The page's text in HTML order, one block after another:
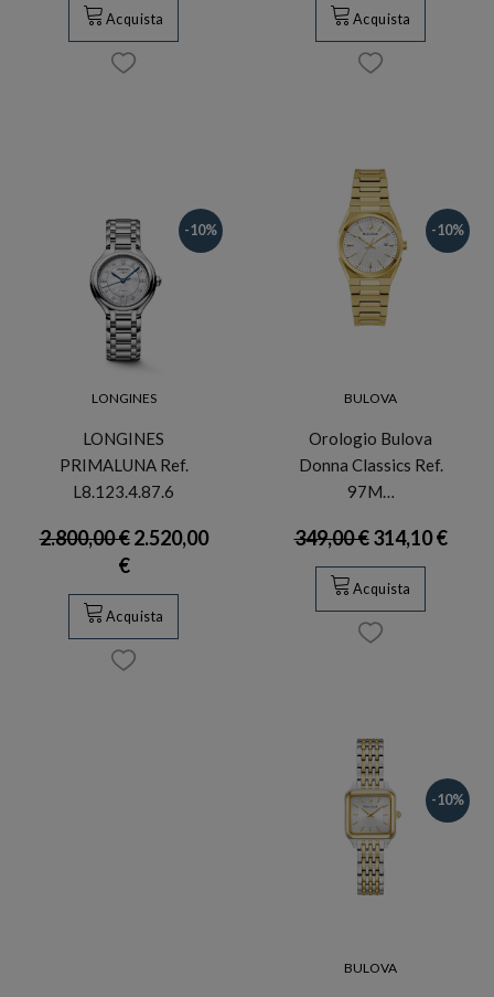
Acquista Acquista
-10%
LONGINES
LONGINES
PRIMALUNA Ref.
L8.123.4.87.6
2.800,00 €2.520,00
€
Acquista
-10%
BULOVA
Orologio Bulova
Donna Classics Ref.
97M…
349,00 €314,10 €
Acquista
-10%
BULOVA